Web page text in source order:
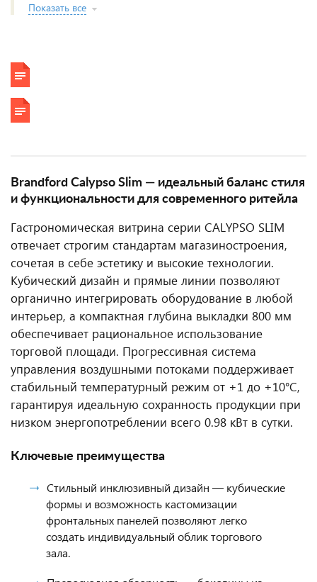
Показать все
Brandford Calypso Slim — идеальный баланс стиля
и функциональности для современного ритейла
Гастрономическая витрина серии CALYPSO SLIM
отвечает строгим стандартам магазиностроения,
сочетая в себе эстетику и высокие технологии.
Кубический дизайн и прямые линии позволяют
органично интегрировать оборудование в любой
интерьер, а компактная глубина выкладки 800 мм
обеспечивает рациональное использование
торговой площади. Прогрессивная система
управления воздушными потоками поддерживает
стабильный температурный режим от +1 до +10°C,
гарантируя идеальную сохранность продукции при
низком энергопотреблении всего 0.98 кВт в сутки.
Ключевые преимущества
Стильный инклюзивный дизайн — кубические
формы и возможность кастомизации
фронтальных панелей позволяют легко
создать индивидуальный облик торгового
зала.